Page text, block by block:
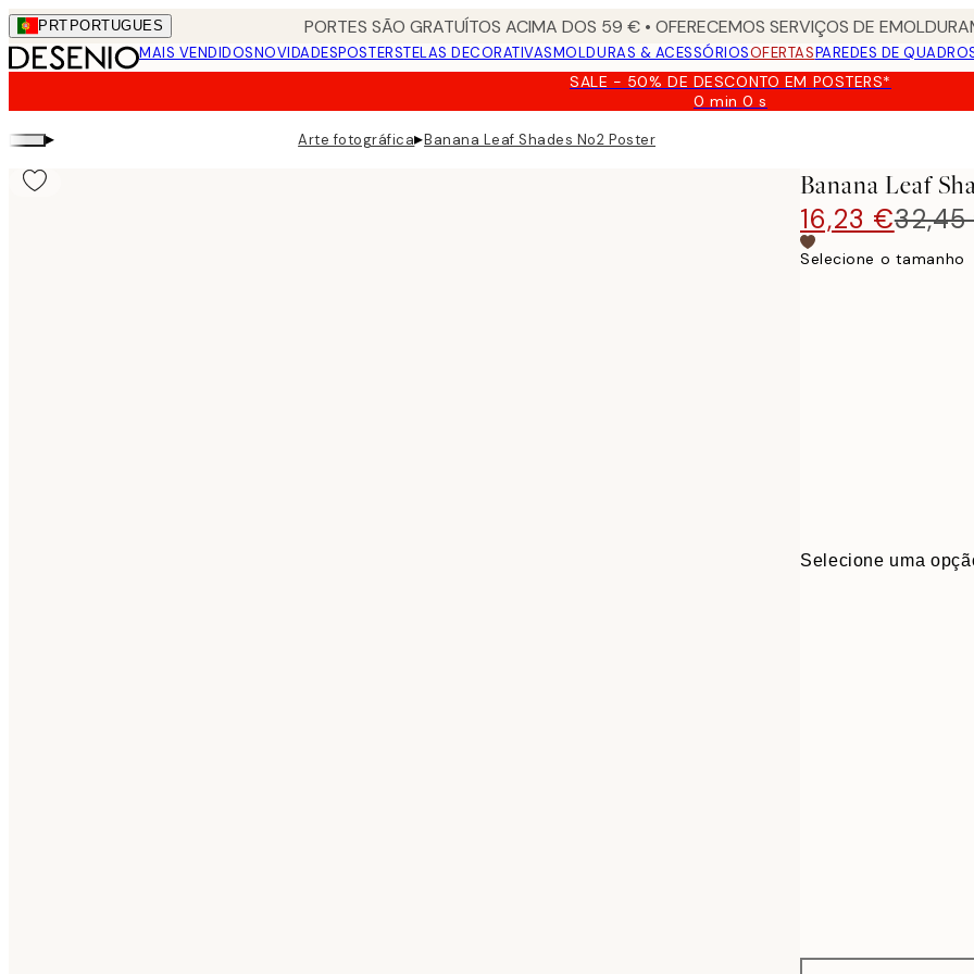
Skip
to
main
PRT PORTUGUES PORTES SÃO GRATUÍTOS ACIMA DOS 59 € • OFERECEMOS SERVIÇOS DE
MAIS VENDIDOSNOVIDADESPOSTERSTELAS DECORATIVASMOLDURAS & ACESSÓRIOSOFERTASPAREDES DE
SALE - 50% DE DESCONTO EM POSTERS*
0 min0 s
Válido
▸ Arte fotográfica▸Banana Leaf Shades No2 Poster
Banana Leaf
16,23 €
Selecione o tamanho
Selecione uma